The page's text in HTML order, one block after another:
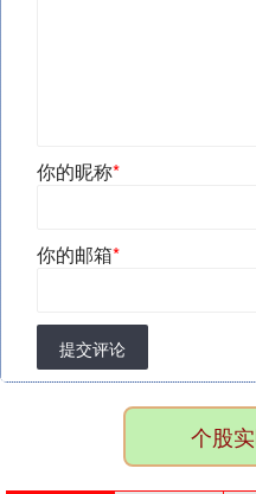
你的昵称*
你的邮箱*
提交评论
个股